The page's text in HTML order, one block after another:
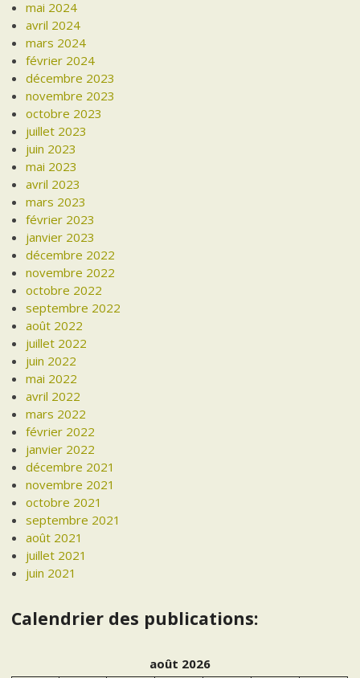
mai 2024
avril 2024
mars 2024
février 2024
décembre 2023
novembre 2023
octobre 2023
juillet 2023
juin 2023
mai 2023
avril 2023
mars 2023
février 2023
janvier 2023
décembre 2022
novembre 2022
octobre 2022
septembre 2022
août 2022
juillet 2022
juin 2022
mai 2022
avril 2022
mars 2022
février 2022
janvier 2022
décembre 2021
novembre 2021
octobre 2021
septembre 2021
août 2021
juillet 2021
juin 2021
Calendrier des publications:
août 2026